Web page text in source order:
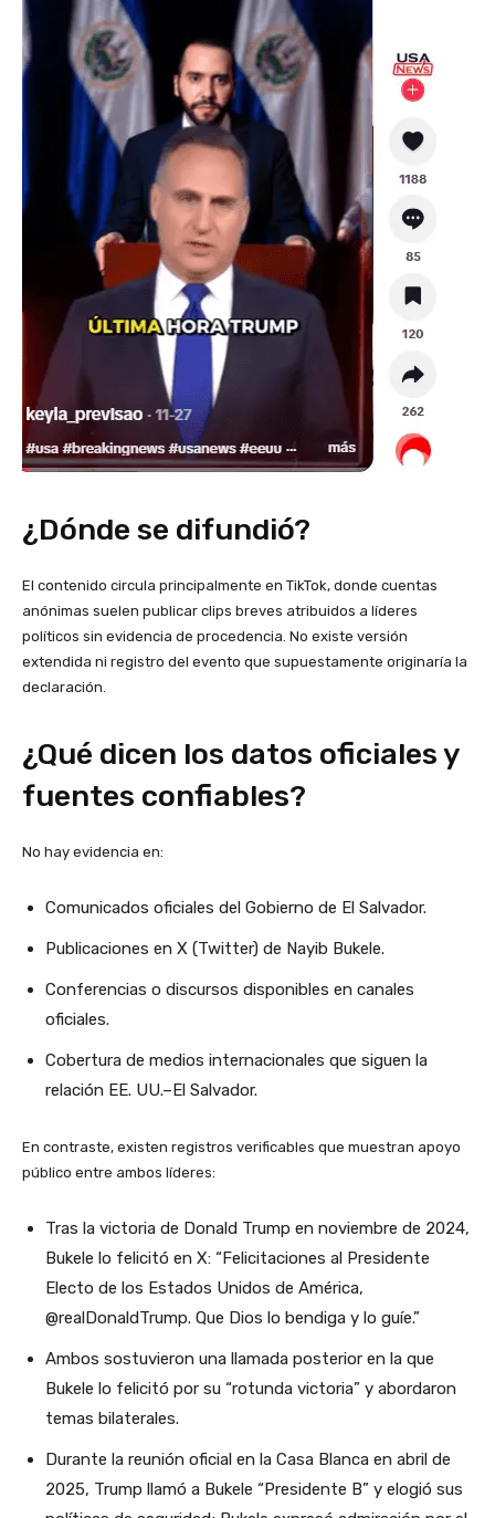
¿Dónde se difundió?
El contenido circula principalmente en TikTok, donde cuentas
anónimas suelen publicar clips breves atribuidos a líderes
políticos sin evidencia de procedencia. No existe versión
extendida ni registro del evento que supuestamente originaría la
declaración.
¿Qué dicen los datos oficiales y
fuentes confiables?
No hay evidencia en:
Comunicados oficiales del Gobierno de El Salvador.
Publicaciones en X (Twitter) de Nayib Bukele.
Conferencias o discursos disponibles en canales
oficiales.
Cobertura de medios internacionales que siguen la
relación EE. UU.–El Salvador.
En contraste, existen registros verificables que muestran apoyo
público entre ambos líderes:
Tras la victoria de Donald Trump en noviembre de 2024,
Bukele lo felicitó en X: “Felicitaciones al Presidente
Electo de los Estados Unidos de América,
@realDonaldTrump. Que Dios lo bendiga y lo guíe.”
Ambos sostuvieron una llamada posterior en la que
Bukele lo felicitó por su “rotunda victoria” y abordaron
temas bilaterales.
Durante la reunión oficial en la Casa Blanca en abril de
2025, Trump llamó a Bukele “Presidente B” y elogió sus